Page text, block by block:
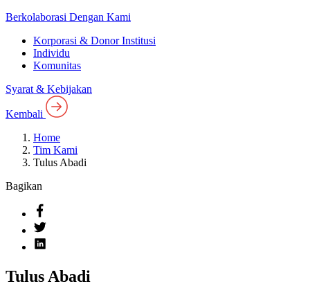
Berkolaborasi Dengan Kami
Korporasi & Donor Institusi
Individu
Komunitas
Syarat & Kebijakan
Kembali
Home
Tim Kami
Tulus Abadi
Bagikan
Tulus Abadi